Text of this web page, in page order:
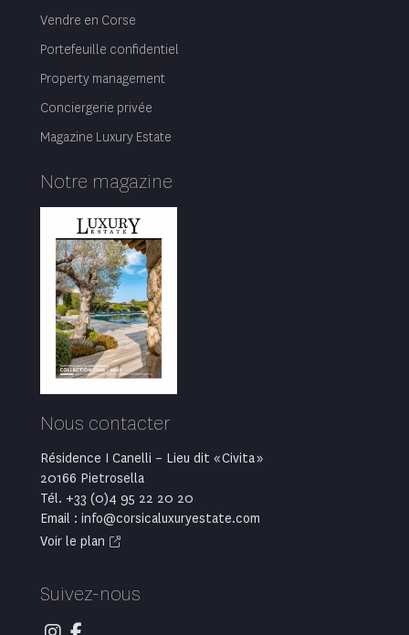
Vendre en Corse
Portefeuille confidentiel
Property management
Conciergerie privée
Magazine Luxury Estate
Notre magazine
Nous contacter
Résidence I Canelli – Lieu dit « Civita »
20166 Pietrosella
Tél. +33 (0)4 95 22 20 20
Email : info@corsicaluxuryestate.com
Voir le plan
Suivez-nous